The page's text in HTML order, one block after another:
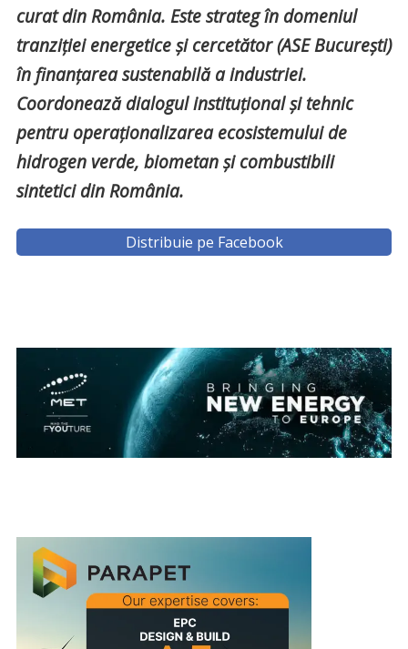
curat din România. Este strateg în domeniul
tranziției energetice și cercetător (ASE București)
în finanțarea sustenabilă a industriei.
Coordonează dialogul instituțional și tehnic
pentru operaționalizarea ecosistemului de
hidrogen verde, biometan și combustibili
sintetici din România.
Distribuie pe Facebook